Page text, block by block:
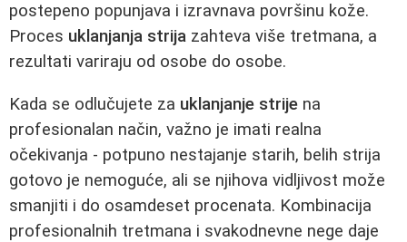
postepeno popunjava i izravnava površinu kože.
Proces uklanjanja strija zahteva više tretmana, a
rezultati variraju od osobe do osobe.
Kada se odlučujete za uklanjanje strije na
profesionalan način, važno je imati realna
očekivanja - potpuno nestajanje starih, belih strija
gotovo je nemoguće, ali se njihova vidljivost može
smanjiti i do osamdeset procenata. Kombinacija
profesionalnih tretmana i svakodnevne nege daje